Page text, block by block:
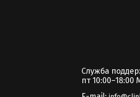
Служба
пт 10:00–18:00